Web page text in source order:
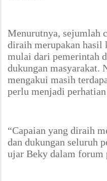
Menurutnya, sejumlah
diraih merupakan hasil
mulai dari pemerintah
dukungan masyarakat.
mengakui masih
perlu menjadi perhatian
“Capaian yang diraih
dan dukungan seluruh
ujar Beky dalam forum